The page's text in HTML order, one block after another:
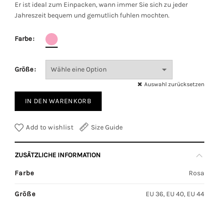
Er ist ideal zum Einpacken, wann immer Sie sich zu jeder
Jahreszeit bequem und gemutlich fuhlen mochten.
Farbe
Größe
Auswahl zurücksetzen
IN DEN WARENKORB
Add to wishlist Size Guide
ZUSÄTZLICHE INFORMATION
Farbe Rosa
Größe EU 36, EU 40, EU 44